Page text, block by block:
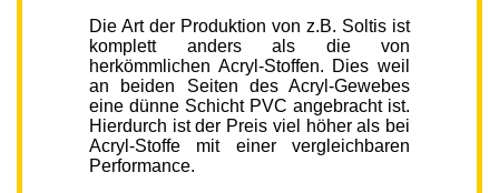
Die Art der Produktion von z.B. Soltis ist
komplett anders als die von
herkömmlichen Acryl-Stoffen. Dies weil
an beiden Seiten des Acryl-Gewebes
eine dünne Schicht PVC angebracht ist.
Hierdurch ist der Preis viel höher als bei
Acryl-Stoffe mit einer vergleichbaren
Performance.